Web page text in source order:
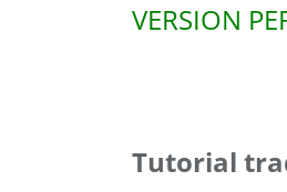
VERSION
Tutorial